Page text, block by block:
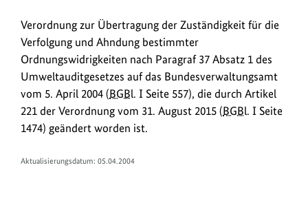
w
n
l
o
a
d
s
/
in
neuem
Fenster:
Gesetzestext
bei
juris
Verordnung zur Übertragung der Zuständigkeit für die
Verfolgung und Ahndung bestimmter
Ordnungswidrigkeiten nach Paragraf 37 Absatz 1 des
Umweltauditgesetzes auf das Bundesverwaltungsamt
vom 5. April 2004 (BGBl. I Seite 557), die durch Artikel
221 der Verordnung vom 31. August 2015 (BGBl. I Seite
1474) geändert worden ist.
Aktualisierungsdatum: 05.04.2004